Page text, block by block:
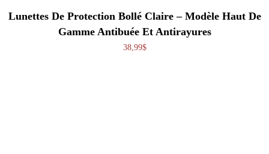
Lunettes De Protection Bollé Claire – Modèle Haut De
Gamme Antibuée Et Antirayures
38,99$